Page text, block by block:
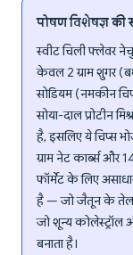
पोषण विशेषज्ञ की
स्वीट चिली फ्लेवर
केवल 2 ग्राम शुगर
सोडियम (नमकीन
सोया-दाल प्रोटीन
है, इसलिए ये चिप्स
ग्राम नेट कार्ब्स और
फॉर्मेट के लिए
है — जो जैतून के तेल
जो शून्य कोलेस्ट्रॉल
बनाता है।